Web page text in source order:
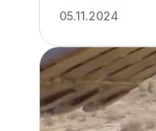
05.11.2024